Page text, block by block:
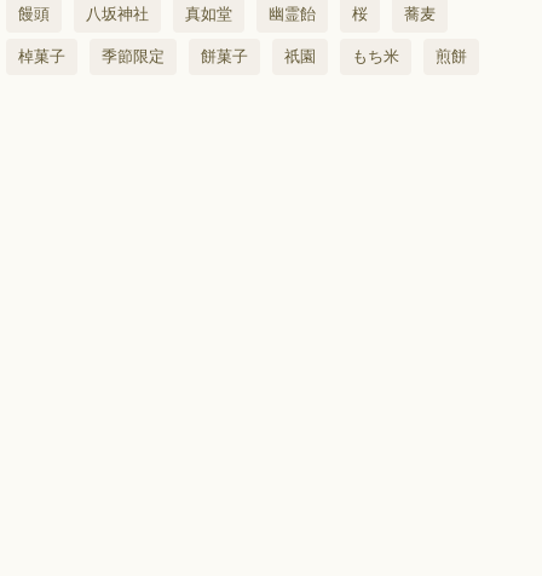
饅頭 八坂神社 真如堂 幽霊飴 桜 蕎麦
棹菓子 季節限定 餅菓子 祇園 もち米 煎餅